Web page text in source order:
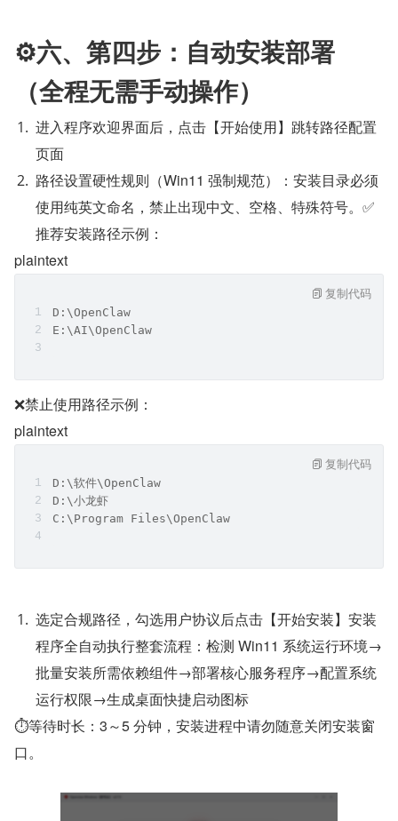
⚙️六、第四步：自动安装部署
（全程无需手动操作）
进入程序欢迎界面后，点击【开始使用】跳转路径配置
页面
路径设置硬性规则（Win11 强制规范）：安装目录必须
使用纯英文命名，禁止出现中文、空格、特殊符号。✅
推荐安装路径示例：
plaintext
D:\OpenClaw
E:\AI\OpenClaw
复制代码
❌禁止使用路径示例：
plaintext
D:\软件\OpenClaw
D:\小龙虾
C:\Program Files\OpenClaw
复制代码
选定合规路径，勾选用户协议后点击【开始安装】安装
程序全自动执行整套流程：检测 Win11 系统运行环境→
批量安装所需依赖组件→部署核心服务程序→配置系统
运行权限→生成桌面快捷启动图标
⏱等待时长：3～5 分钟，安装进程中请勿随意关闭安装窗
口。